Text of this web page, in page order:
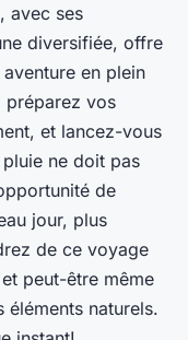
avec ses
diversifiée, offre
en plein
préparez vos
et lancez-vous
pluie ne doit pas
de
jour, plus
de ce voyage
peut-être même
naturels.